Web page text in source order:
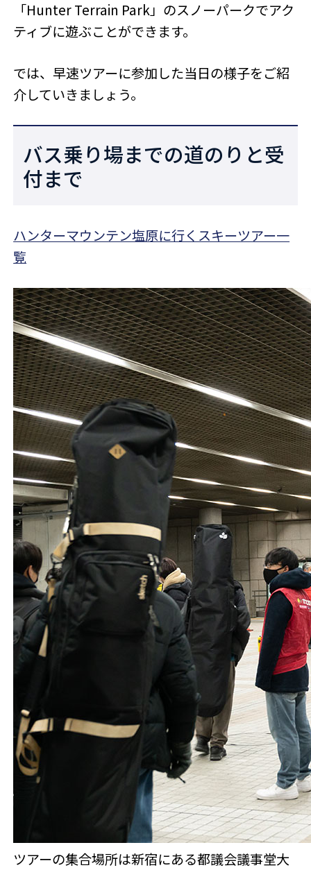
「Hunter Terrain Park」のスノーパークでアク
ティブに遊ぶことができます。
では、早速ツアーに参加した当日の様子をご紹
介していきましょう。
バス乗り場までの道のりと受
付まで
ハンターマウンテン塩原に行くスキーツアー一
覧
ツアーの集合場所は新宿にある都議会議事堂大